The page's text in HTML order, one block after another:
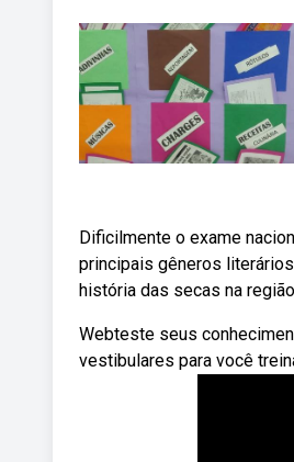
Dificilmente o exame
principais gêneros
história das secas na
Webteste seus
vestibulares para você